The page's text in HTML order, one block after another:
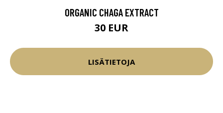
ORGANIC CHAGA EXTRACT
30 EUR
LISÄTIETOJA